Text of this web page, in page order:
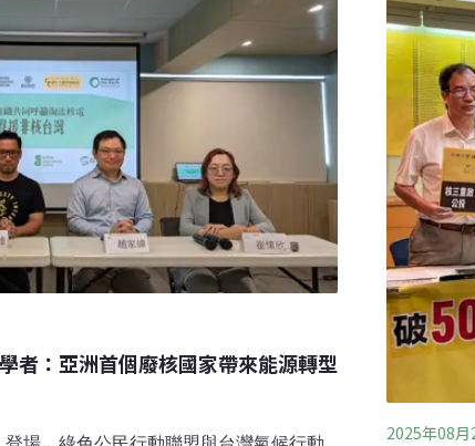
者：亞洲首個廢核國家帶來能源轉型
2025年08月